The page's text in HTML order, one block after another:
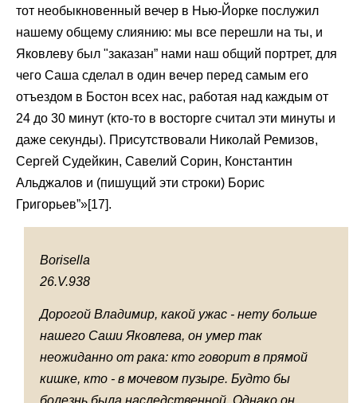
тот необыкновенный вечер в Нью-Йорке послужил
нашему общему слиянию: мы все перешли на ты, и
Яковлеву был "заказан” нами наш общий портрет, для
чего Саша сделал в один вечер перед самым его
отъездом в Бостон всех нас, работая над каждым от
24 до 30 минут (кто-то в восторге считал эти минуты и
даже секунды). Присутствовали Николай Ремизов,
Сергей Судейкин, Савелий Сорин, Константин
Альджалов и (пишущий эти строки) Борис
Григорьев”»[17].
Borisella
26.V.938
Дорогой Владимир, какой ужас - нету больше
нашего Саши Яковлева, он умер так
неожиданно от рака: кто говорит в прямой
кишке, кто - в мочевом пузыре. Будто бы